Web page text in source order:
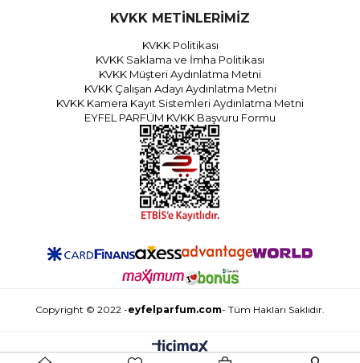
KVKK METİNLERİMİZ
KVKK Politikası
KVKK Saklama ve İmha Politikası
KVKK Müşteri Aydınlatma Metni
KVKK Çalışan Adayı Aydınlatma Metni
KVKK Kamera Kayıt Sistemleri Aydınlatma Metni
EYFEL PARFÜM KVKK Başvuru Formu
Copyright © 2022 -eyfelparfum.com- Tüm Hakları Saklıdır.